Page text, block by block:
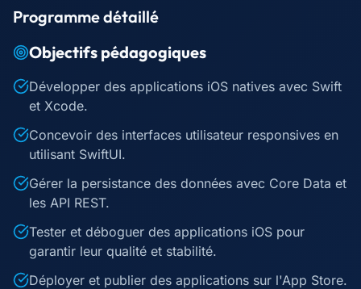
Programme détaillé
Objectifs pédagogiques
Développer des applications iOS natives avec Swift
et Xcode.
Concevoir des interfaces utilisateur responsives en
utilisant SwiftUI.
Gérer la persistance des données avec Core Data et
les API REST.
Tester et déboguer des applications iOS pour
garantir leur qualité et stabilité.
Déployer et publier des applications sur l'App Store.